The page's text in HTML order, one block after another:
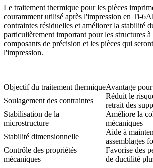
Le traitement thermique pour les pièces
couramment utilisé après l'impression en Ti-
contraintes résiduelles et améliorer la stabilité
particulièrement important pour les structures à
composants de précision et les pièces qui
l'impression.
Objectif du traitement thermiqueAvantage
Soulagement des contraintes
Réduit le
retrait des
Stabilisation de la
microstructure
Améliore la
mécaniques
Stabilité dimensionnelle
Aide à
assemblages
Contrôle des propriétés
mécaniques
Favorise des
de ductilité